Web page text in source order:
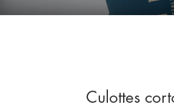
Culottes